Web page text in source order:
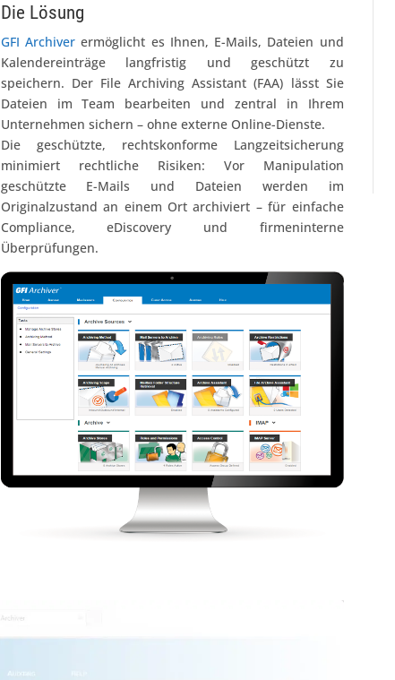
Die Lösung
GFI Archiverermöglicht es Ihnen, E-Mails, Dateien und
Kalendereinträge langfristig und geschützt zu
speichern. Der File Archiving Assistant (FAA) lässt Sie
Dateien im Team bearbeiten und zentral in Ihrem
Unternehmen sichern – ohne externe Online-Dienste.
Die geschützte, rechtskonforme Langzeitsicherung
minimiert rechtliche Risiken: Vor Manipulation
geschützte E-Mails und Dateien werden im
Originalzustand an einem Ort archiviert – für einfache
Compliance, eDiscovery und firmeninterne
Überprüfungen.